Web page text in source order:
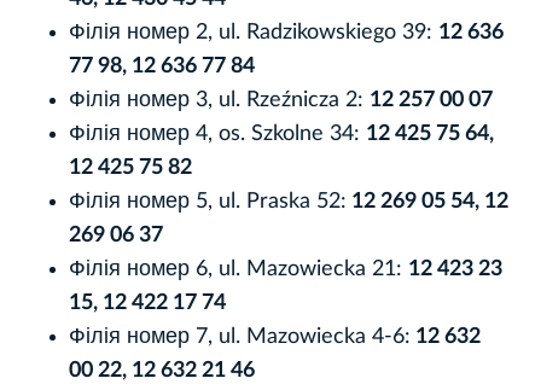
Філія номер 2, ul. Radzikowskiego 39: 12 636
77 98, 12 636 77 84
Філія номер 3, ul. Rzeźnicza 2: 12 257 00 07
Філія номер 4, os. Szkolne 34: 12 425 75 64,
12 425 75 82
Філія номер 5, ul. Praska 52: 12 269 05 54, 12
269 06 37
Філія номер 6, ul. Mazowiecka 21: 12 423 23
15, 12 422 17 74
Філія номер 7, ul. Mazowiecka 4-6: 12 632
00 22, 12 632 21 46